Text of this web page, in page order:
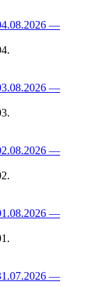
—
—
—
—
—